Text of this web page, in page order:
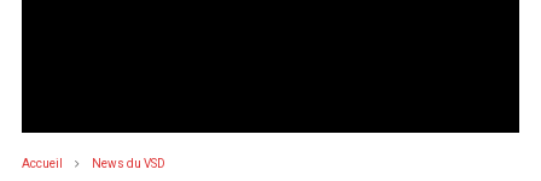
Accueil News du VSD